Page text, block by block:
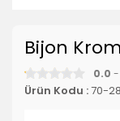
Bijon
0.0 -
Ürün Kodu :70-